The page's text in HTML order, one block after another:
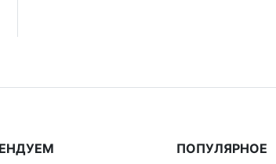
ПОПУЛЯРНОЕ